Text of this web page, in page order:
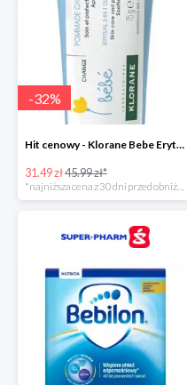
-32%
Hit cenowy - Klorane Bebe Eryteal 3w1
31.49 zł45.99 zł*